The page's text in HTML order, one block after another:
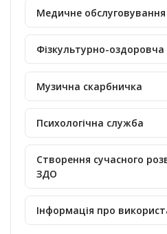
Медичне обслуговування
Фізкультурно-
Музична скарбничка
Психологічна служба
Створення сучасного
ЗДО
Інформація про